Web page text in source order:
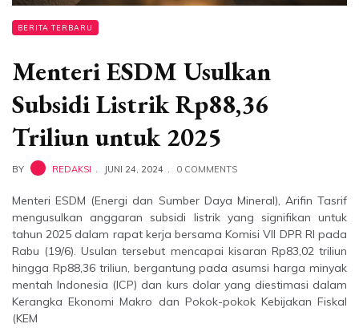
BERITA TERBARU
Menteri ESDM Usulkan
Subsidi Listrik Rp88,36
Triliun untuk 2025
BY REDAKSI JUNI 24, 2024 0 COMMENTS
Menteri ESDM (Energi dan Sumber Daya Mineral), Arifin Tasrif
mengusulkan anggaran subsidi listrik yang signifikan untuk
tahun 2025 dalam rapat kerja bersama Komisi VII DPR RI pada
Rabu (19/6). Usulan tersebut mencapai kisaran Rp83,02 triliun
hingga Rp88,36 triliun, bergantung pada asumsi harga minyak
mentah Indonesia (ICP) dan kurs dolar yang diestimasi dalam
Kerangka Ekonomi Makro dan Pokok-pokok Kebijakan Fiskal
(KEM